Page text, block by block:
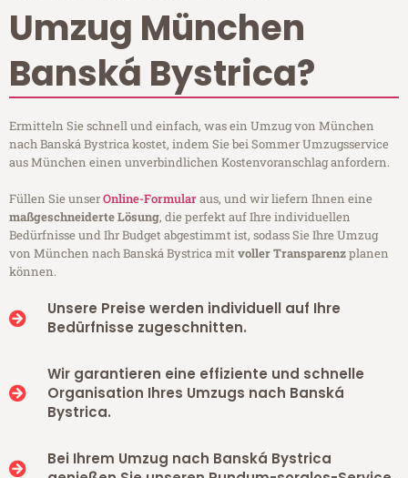
Umzug München
Banská Bystrica?
Ermitteln Sie schnell und einfach, was ein Umzug von München
nach Banská Bystrica kostet, indem Sie bei Sommer Umzugsservice
aus München einen unverbindlichen Kostenvoranschlag anfordern.
Füllen Sie unserOnline-Formularaus, und wir liefern Ihnen eine
maßgeschneiderte Lösung, die perfekt auf Ihre individuellen
Bedürfnisse und Ihr Budget abgestimmt ist, sodass Sie Ihre Umzug
von München nach Banská Bystrica mitvoller Transparenzplanen
können.
Unsere Preise werden individuell auf Ihre
Bedürfnisse zugeschnitten.
Wir garantieren eine effiziente und schnelle
Organisation Ihres Umzugs nach Banská
Bystrica.
Bei Ihrem Umzug nach Banská Bystrica